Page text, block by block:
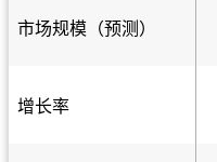
市场规模（预测）
增长率